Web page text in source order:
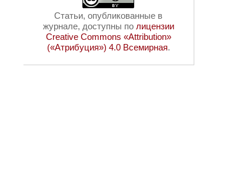
Статьи, опубликованные в
журнале, доступны по лицензии
Creative Commons «Attribution»
(«Атрибуция») 4.0 Всемирная.